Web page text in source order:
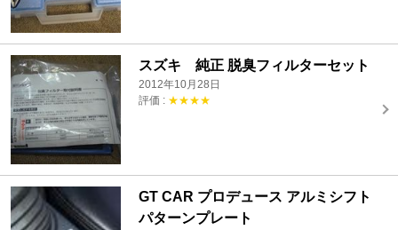
スズキ 純正 脱臭フィルターセット
2012年10月28日
評価 : ★★★★
GT CAR プロデュース アルミシフト
パターンプレート